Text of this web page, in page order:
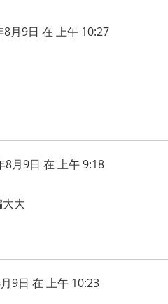
8月9日 在 上午 10:27
8月9日 在 上午 9:18
大
9日 在 上午 10:23